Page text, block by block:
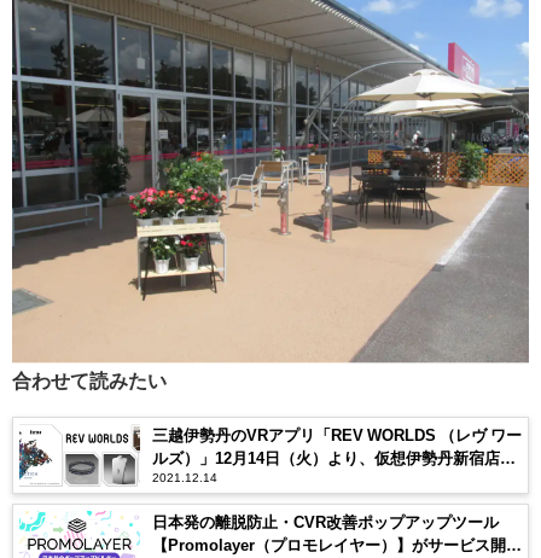
合わせて読みたい
三越伊勢丹のVRアプリ「REV WORLDS （レヴ ワー
ルズ）」12月14日（火）より、仮想伊勢丹新宿店に
「ファイナルファンタジーXIV×伊勢丹 スペシャルコ
レクション」ポップアップショップが登場
2021.12.14
日本発の離脱防止・CVR改善ポップアップツール
【Promolayer（プロモレイヤー）】がサービス開